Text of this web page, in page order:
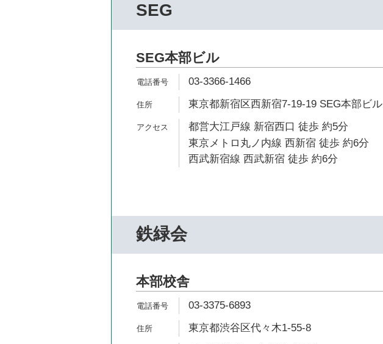
SEG
SEG本部ビル
03-3366-1466
東京都新宿区西新宿7-19-19 SEG本部ビル
都営大江戸線 新宿西口 徒歩 約5分
東京メトロ丸ノ内線 西新宿 徒歩 約6分
西武新宿線 西武新宿 徒歩 約6分
鉄緑会
本部校舎
03-3375-6893
東京都渋谷区代々木1-55-8